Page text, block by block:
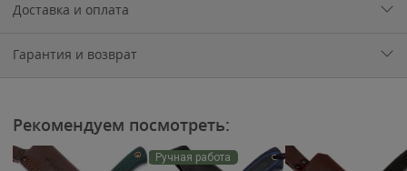
Доставка и оплата
Гарантия и возврат
Рекомендуем посмотреть:
Ручная работа